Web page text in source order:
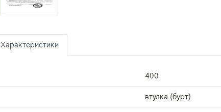
Характеристики
400
втулка (бурт)